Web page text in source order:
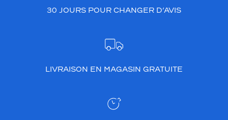
30 JOURS POUR CHANGER D’AVIS
LIVRAISON EN MAGASIN GRATUITE